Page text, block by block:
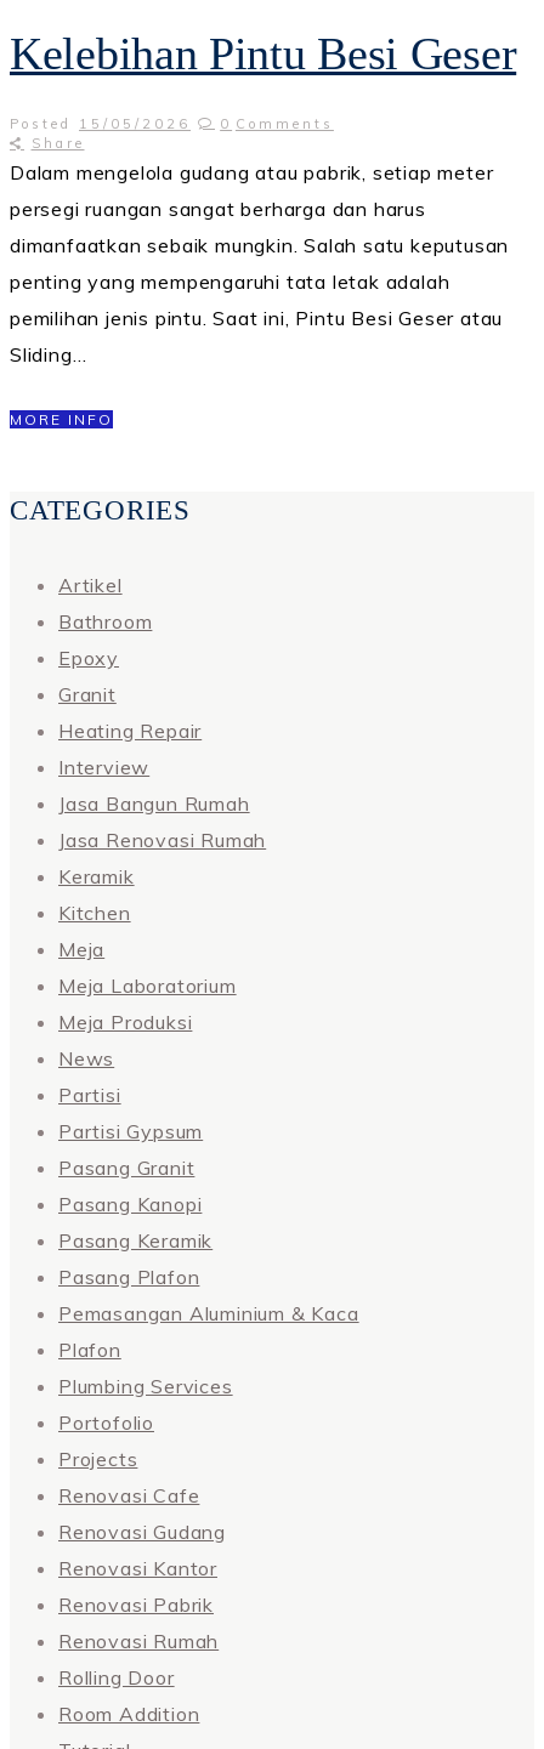
Kelebihan Pintu Besi Geser
Posted 15/05/2026 0 Comments
Share
Dalam mengelola gudang atau pabrik, setiap meter
persegi ruangan sangat berharga dan harus
dimanfaatkan sebaik mungkin. Salah satu keputusan
penting yang mempengaruhi tata letak adalah
pemilihan jenis pintu. Saat ini, Pintu Besi Geser atau
Sliding…
MORE INFO
CATEGORIES
Artikel
Bathroom
Epoxy
Granit
Heating Repair
Interview
Jasa Bangun Rumah
Jasa Renovasi Rumah
Keramik
Kitchen
Meja
Meja Laboratorium
Meja Produksi
News
Partisi
Partisi Gypsum
Pasang Granit
Pasang Kanopi
Pasang Keramik
Pasang Plafon
Pemasangan Aluminium & Kaca
Plafon
Plumbing Services
Portofolio
Projects
Renovasi Cafe
Renovasi Gudang
Renovasi Kantor
Renovasi Pabrik
Renovasi Rumah
Rolling Door
Room Addition